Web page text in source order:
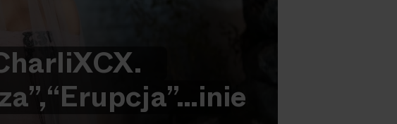
XCX.
“Erupcja”…inie